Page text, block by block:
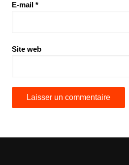
E-mail *
Site web